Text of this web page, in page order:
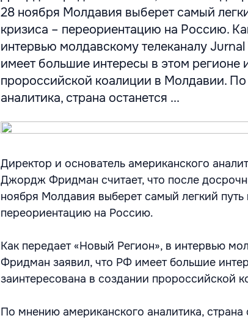
28 ноября Молдавия выберет самый
кризиса – переориентацию на Россию.
интервью молдавскому телеканалу
имеет большие интересы в этом регионе
пророссийской коалиции в Молдавии.
аналитика, страна останется ...
Директор и основатель американского
Джордж Фридман считает, что после
ноября Молдавия выберет самый легкий
переориентацию на Россию.
Как передает «Новый Регион», в интервью
Фридман заявил, что РФ имеет большие
заинтересована в создании пророссийской
По мнению американского аналитика, страна